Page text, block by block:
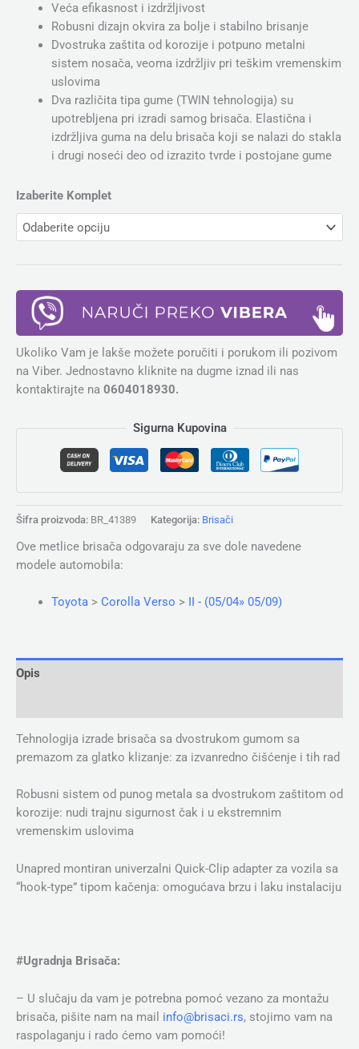
Veća efikasnost i izdržljivost
Robusni dizajn okvira za bolje i stabilno brisanje
Dvostruka zaštita od korozije i potpuno metalni
sistem nosača, veoma izdržljiv pri teškim vremenskim
uslovima
Dva različita tipa gume (TWIN tehnologija) su
upotrebljena pri izradi samog brisača. Elastična i
izdržljiva guma na delu brisača koji se nalazi do stakla
i drugi noseći deo od izrazito tvrde i postojane gume
Izaberite Komplet
Ukoliko Vam je lakše možete poručiti i porukom ili pozivom
na Viber. Jednostavno kliknite na dugme iznad ili nas
kontaktirajte na 0604018930.
Sigurna Kupovina
Šifra proizvoda: BR_41389 Kategorija: Brisači
Ove metlice brisača odgovaraju za sve dole navedene
modele automobila:
Toyota> Corolla Verso > II - (05/04» 05/09)
Opis
Tehnologija izrade brisača sa dvostrukom gumom sa
premazom za glatko klizanje: za izvanredno čišćenje i tih rad
Robusni sistem od punog metala sa dvostrukom zaštitom od
korozije: nudi trajnu sigurnost čak i u ekstremnim
vremenskim uslovima
Unapred montiran univerzalni Quick-Clip adapter za vozila sa
“hook-type” tipom kačenja: omogućava brzu i laku instalaciju
#Ugradnja Brisača:
– U slučaju da vam je potrebna pomoć vezano za montažu
brisača, pišite nam na mail info@brisaci.rs, stojimo vam na
raspolaganju i rado ćemo vam pomoći!